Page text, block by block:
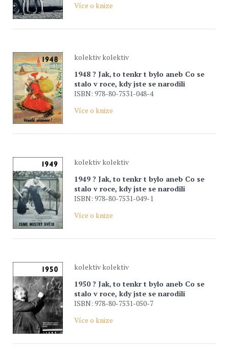
Více o knize
kolektiv kolektiv
1948 ? Jak‚ to tenkr t bylo aneb Co se
stalo v roce, kdy jste se narodili
ISBN: 978-80-7531-048-4
Více o knize
kolektiv kolektiv
1949 ? Jak‚ to tenkr t bylo aneb Co se
stalo v roce, kdy jste se narodili
ISBN: 978-80-7531-049-1
Více o knize
kolektiv kolektiv
1950 ? Jak‚ to tenkr t bylo aneb Co se
stalo v roce, kdy jste se narodili
ISBN: 978-80-7531-050-7
Více o knize